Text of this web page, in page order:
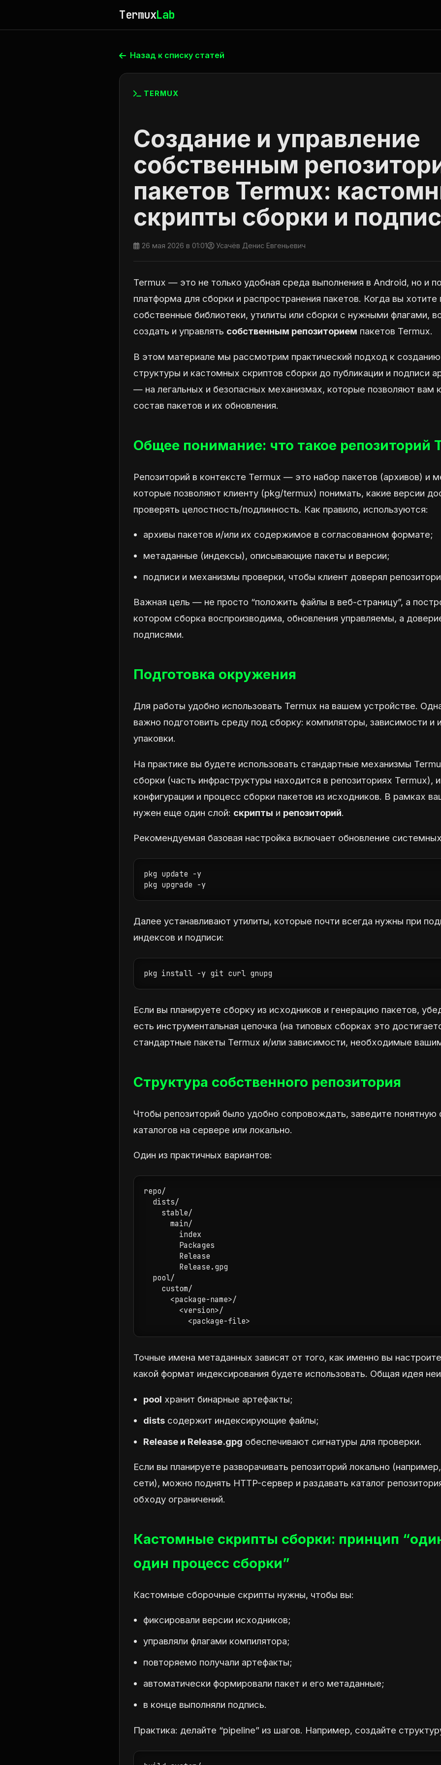
TermuxLab
Назад к списку статей
TERMUX
Создание и управление
собственным
пакетов Termux:
скрипты сборки и
26 мая 2026 в 01:01 Усачёв Денис Евгеньевич
Termux — это не только удобная среда выполнения в Android, но и
платформа для сборки и распространения пакетов. Когда вы
собственные библиотеки, утилиты или сборки с нужными флагами,
создать и управлять собственным репозиторием пакетов Termux.
В этом материале мы рассмотрим практический подход к созданию
структуры и кастомных скриптов сборки до публикации и подписи
— на легальных и безопасных механизмах, которые позволяют вам
состав пакетов и их обновления.
Общее понимание: что такое репозиторий
Репозиторий в контексте Termux — это набор пакетов (архивов) и
которые позволяют клиенту (pkg/termux) понимать, какие версии
проверять целостность/подлинность. Как правило, используются:
архивы пакетов и/или их содержимое в согласованном формате;
метаданные (индексы), описывающие пакеты и версии;
подписи и механизмы проверки, чтобы клиент доверял
Важная цель — не просто “положить файлы в веб-страницу”, а
котором сборка воспроизводима, обновления управляемы, а
подписями.
Подготовка окружения
Для работы удобно использовать Termux на вашем устройстве.
важно подготовить среду под сборку: компиляторы, зависимости и
упаковки.
На практике вы будете использовать стандартные механизмы
сборки (часть инфраструктуры находится в репозиториях Termux),
конфигурации и процесс сборки пакетов из исходников. В рамках
нужен еще один слой: скрипты и репозиторий.
Рекомендуемая базовая настройка включает обновление
pkg update -y
pkg upgrade -y
Далее устанавливают утилиты, которые почти всегда нужны при
индексов и подписи:
pkg install -y git curl gnupg
Если вы планируете сборку из исходников и генерацию пакетов,
есть инструментальная цепочка (на типовых сборках это
стандартные пакеты Termux и/или зависимости, необходимые
Структура собственного репозитория
Чтобы репозиторий было удобно сопровождать, заведите понятную
каталогов на сервере или локально.
Один из практичных вариантов:
repo/
  dists/
    stable/
      main/
        index
        Packages
        Release
        Release.gpg
  pool/
    custom/
      <package-name>/
        <version>/
          <package-file>
Точные имена метаданных зависят от того, как именно вы
какой формат индексирования будете использовать. Общая идея
pool хранит бинарные артефакты;
dists содержит индексирующие файлы;
Release и Release.gpg обеспечивают сигнатуры для проверки.
Если вы планируете разворачивать репозиторий локально
сети), можно поднять HTTP-сервер и раздавать каталог
обходу ограничений.
Кастомные скрипты сборки: принцип
один процесс сборки”
Кастомные сборочные скрипты нужны, чтобы вы:
фиксировали версии исходников;
управляли флагами компилятора;
повторяемо получали артефакты;
автоматически формировали пакет и его метаданные;
в конце выполняли подпись.
Практика: делайте “pipeline” из шагов. Например, создайте